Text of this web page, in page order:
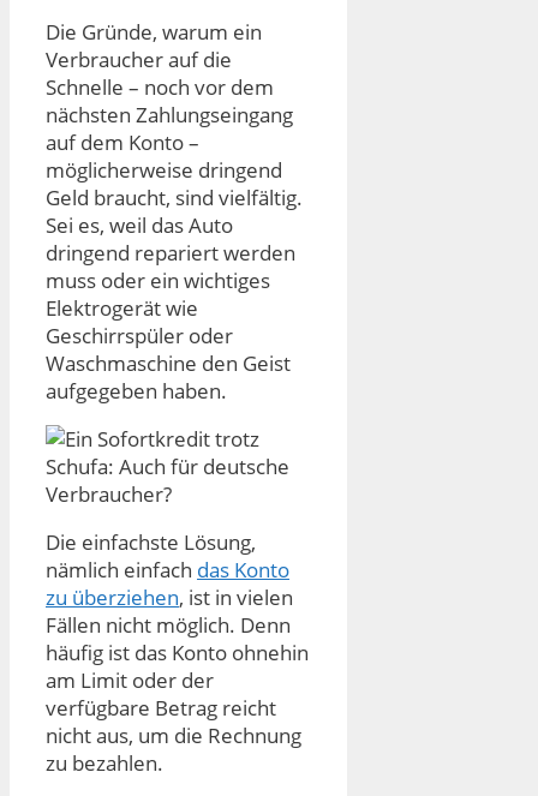
Die Gründe, warum ein
Verbraucher auf die
Schnelle – noch vor dem
nächsten Zahlungseingang
auf dem Konto –
möglicherweise dringend
Geld braucht, sind vielfältig.
Sei es, weil das Auto
dringend repariert werden
muss oder ein wichtiges
Elektrogerät wie
Geschirrspüler oder
Waschmaschine den Geist
aufgegeben haben.
Die einfachste Lösung,
nämlich einfach das Konto
zu überziehen, ist in vielen
Fällen nicht möglich. Denn
häufig ist das Konto ohnehin
am Limit oder der
verfügbare Betrag reicht
nicht aus, um die Rechnung
zu bezahlen.